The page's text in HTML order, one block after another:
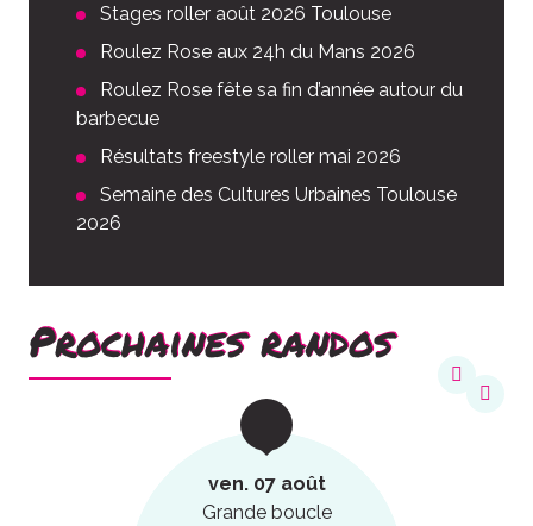
Stages roller août 2026 Toulouse
Roulez Rose aux 24h du Mans 2026
Roulez Rose fête sa fin d’année autour du
barbecue
Résultats freestyle roller mai 2026
Semaine des Cultures Urbaines Toulouse
2026
Prochaines randos
ven. 07 août
Grande boucle